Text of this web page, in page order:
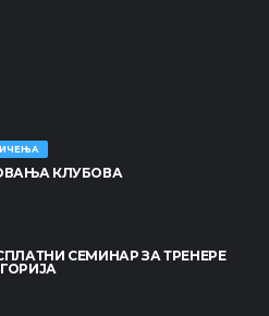
КЛУБОВА
СЕМИНАР ЗА ТРЕНЕРЕ